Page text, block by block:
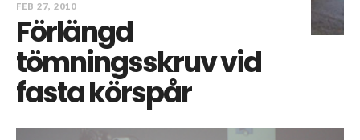
FEB 27, 2010
Förlängd
tömningsskruv vid
fasta körspår